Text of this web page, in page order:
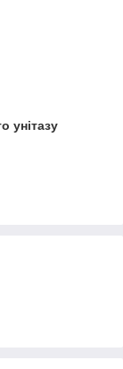
унітазу